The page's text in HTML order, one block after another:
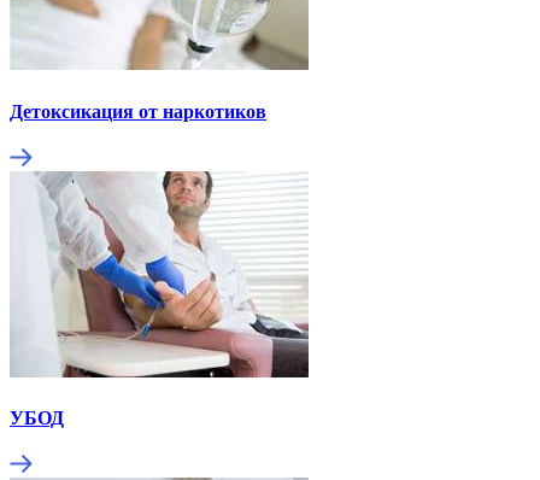
Детоксикация от наркотиков
УБОД